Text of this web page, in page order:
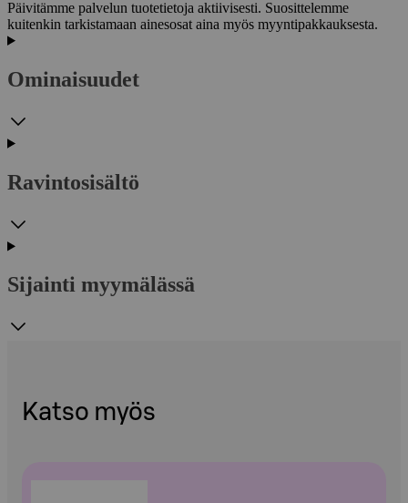
Päivitämme palvelun tuotetietoja aktiivisesti. Suosittelemme
kuitenkin tarkistamaan ainesosat aina myös myyntipakkauksesta.
Ominaisuudet
Ravintosisältö
Sijainti myymälässä
Katso myös